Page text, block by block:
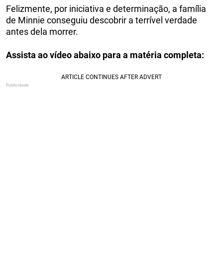
Felizmente, por iniciativa e determinação, a família
de Minnie conseguiu descobrir a terrível verdade
antes dela morrer.
Assista ao vídeo abaixo para a matéria completa: